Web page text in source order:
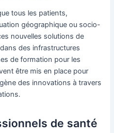
tous les patients,
géographique ou socio-
nouvelles solutions de
des infrastructures
de formation pour les
être mis en place pour
des innovations à travers
de santé